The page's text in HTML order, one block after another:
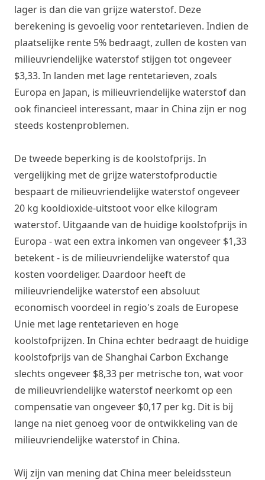
lager is dan die van grijze waterstof. Deze
berekening is gevoelig voor rentetarieven. Indien de
plaatselijke rente 5% bedraagt, zullen de kosten van
milieuvriendelijke waterstof stijgen tot ongeveer
$3,33. In landen met lage rentetarieven, zoals
Europa en Japan, is milieuvriendelijke waterstof dan
ook financieel interessant, maar in China zijn er nog
steeds kostenproblemen.
De tweede beperking is de koolstofprijs. In
vergelijking met de grijze waterstofproductie
bespaart de milieuvriendelijke waterstof ongeveer
20 kg kooldioxide-uitstoot voor elke kilogram
waterstof. Uitgaande van de huidige koolstofprijs in
Europa - wat een extra inkomen van ongeveer $1,33
betekent - is de milieuvriendelijke waterstof qua
kosten voordeliger. Daardoor heeft de
milieuvriendelijke waterstof een absoluut
economisch voordeel in regio's zoals de Europese
Unie met lage rentetarieven en hoge
koolstofprijzen. In China echter bedraagt de huidige
koolstofprijs van de Shanghai Carbon Exchange
slechts ongeveer $8,33 per metrische ton, wat voor
de milieuvriendelijke waterstof neerkomt op een
compensatie van ongeveer $0,17 per kg. Dit is bij
lange na niet genoeg voor de ontwikkeling van de
milieuvriendelijke waterstof in China.
Wij zijn van mening dat China meer beleidssteun